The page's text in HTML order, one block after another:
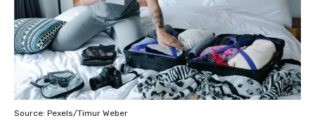
Source: Pexels/Timur Weber